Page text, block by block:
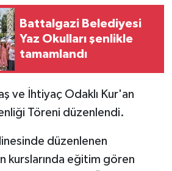
Battalgazi Belediyesi
Yaz Okulları şenlikle
tamamlandı
ve İhtiyaç Odaklı Kur'an
Töreni düzenlendi.
düzenlenen
kurslarında eğitim gören